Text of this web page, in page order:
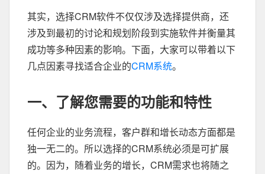
其实，选择CRM软件不仅仅涉及选择提供商，还
涉及到最初的讨论和规划阶段到实施软件并衡量其
成功等多种因素的影响。下面，大家可以带着以下
几点因素寻找适合企业的CRM系统。
一、了解您需要的功能和特性
任何企业的业​​务流程，客户群和增长动态方面都是
独一无二的。所以选择的CRM系统必须是可扩展
的。因为，随着业务的增长，CRM需求也将随之